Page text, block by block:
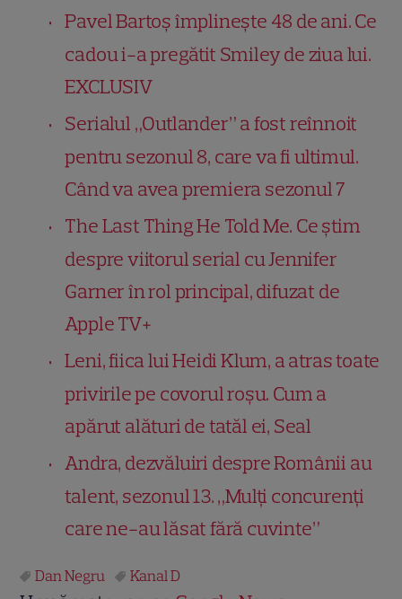
Pavel Bartoș împlinește 48 de ani. Ce
cadou i-a pregătit Smiley de ziua lui.
EXCLUSIV
Serialul „Outlander” a fost reînnoit
pentru sezonul 8, care va fi ultimul.
Când va avea premiera sezonul 7
The Last Thing He Told Me. Ce știm
despre viitorul serial cu Jennifer
Garner în rol principal, difuzat de
Apple TV+
Leni, fiica lui Heidi Klum, a atras toate
privirile pe covorul roșu. Cum a
apărut alături de tatăl ei, Seal
Andra, dezvăluiri despre Românii au
talent, sezonul 13. „Mulți concurenți
care ne-au lăsat fără cuvinte”
Dan Negru Kanal D